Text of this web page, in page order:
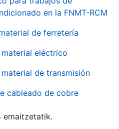
en la FNMT-RCM
de ferretería
eléctrico
de transmisión
cableado de cobre
emaitzetatik.